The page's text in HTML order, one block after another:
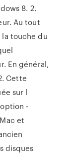
8. 2.
Au tout
touche du
En général,
Cette
sur l
-
et
disques